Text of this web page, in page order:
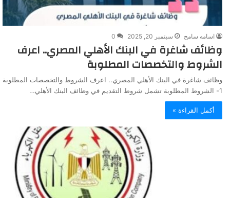
اسامه سامح سبتمبر 20, 2025 0
وظائف شاغرة في البنك الأهلي المصري.. اعرف
الشروط والتخصصات المطلوبة
وظائف شاغرة في البنك الأهلي المصري.. اعرف الشروط والتخصصات المطلوبة
1- الشروط المطلوبة تشمل شروط التقديم في وظائف البنك الأهلي…
أكمل القراءة »